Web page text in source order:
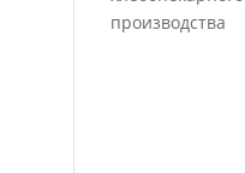
производства